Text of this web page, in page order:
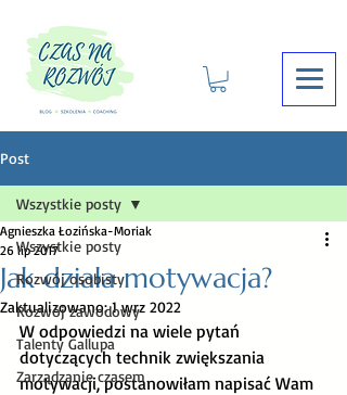
Post
Wszystkie posty
Rozwój osobisty
Rozwój zawodowy
Talenty Gallupa
Zarządzanie czasem
Wszystkie posty
Jak działa motywacja?
Agnieszka Łozińska-Moriak
26 lip 2017
Zaktualizowano:1 wrz 2022
W odpowiedzi na wiele pytań
dotyczących technik zwiększania
motywacji, postanowiłam napisać Wam